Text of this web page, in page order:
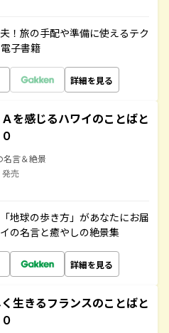
！旅の手配や準備に使えるテク
子書籍
詳細を見る
を感じるハワイのことばと
名言＆絶景
発売
地球の歩き方」があなたにお届
の名言と癒やしの絶景集
詳細を見る
生きるフランスのことばと